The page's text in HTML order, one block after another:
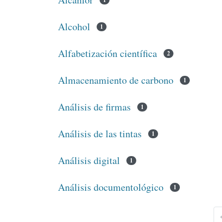
Alcohol 1
Alfabetización científica 2
Almacenamiento de carbono 1
Análisis de firmas 1
Análisis de las tintas 1
Análisis digital 1
Análisis documentológico 1